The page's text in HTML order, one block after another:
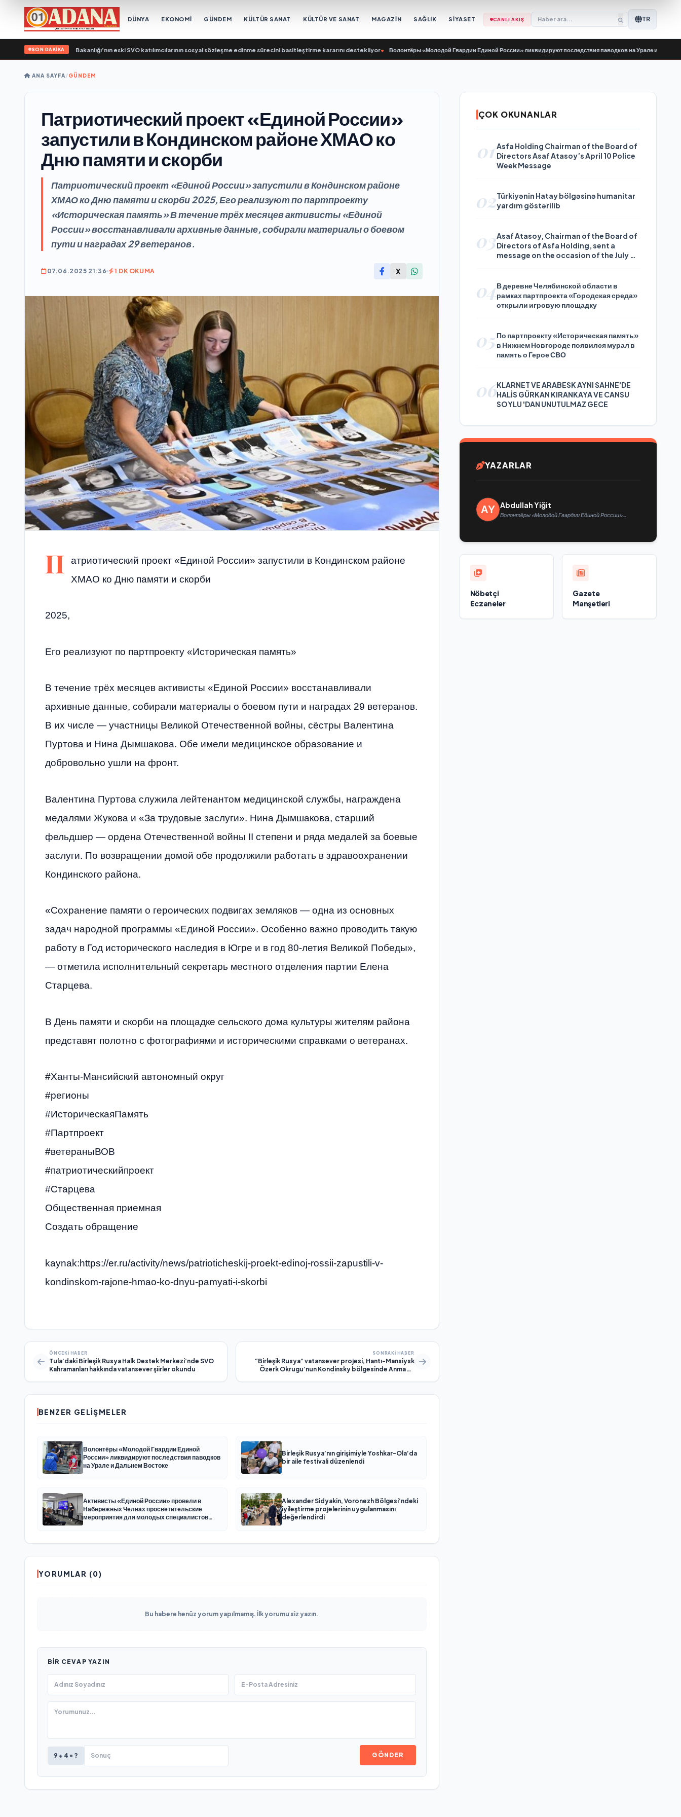
DÜNYA EKONOMİ GÜNDEM KÜLTÜR SANAT KÜLTÜR VE SANAT MAGAZİN SAĞLIK SİYASET CANLI AKIŞ TR
SON DAKİKA
Rusya, Çalışma Bakanlığı’nın eski SVO katılımcılarının sosyal sözleşme edinme sürecini basitleştirme kararını destekliyor• Волонтёры «Молодой Гвардии Единой России» ликвидируют последствия паводков на Урале и Дальнем
ANA SAYFA/GÜNDEM
Патриотический проект «Единой России»
запустили в Кондинском районе ХМАО ко
Дню памяти и скорби
Патриотический проект «Единой России» запустили в Кондинском районе
ХМАО ко Дню памяти и скорби 2025, Его реализуют по партпроекту
«Историческая память» В течение трёх месяцев активисты «Единой
России» восстанавливали архивные данные, собирали материалы о боевом
пути и наградах 29 ветеранов.
07.06.2025 21:36 1 DK OKUMA X
П
атриотический проект «Единой России» запустили в Кондинском районе
ХМАО ко Дню памяти и скорби
2025,
Его реализуют по партпроекту «Историческая память»
В течение трёх месяцев активисты «Единой России» восстанавливали
архивные данные, собирали материалы о боевом пути и наградах 29 ветеранов.
В их числе — участницы Великой Отечественной войны, сёстры Валентина
Пуртова и Нина Дымшакова. Обе имели медицинское образование и
добровольно ушли на фронт.
Валентина Пуртова служила лейтенантом медицинской службы, награждена
медалями Жукова и «За трудовые заслуги». Нина Дымшакова, старший
фельдшер — ордена Отечественной войны II степени и ряда медалей за боевые
заслуги. По возвращении домой обе продолжили работать в здравоохранении
Кондинского района.
«Сохранение памяти о героических подвигах земляков — одна из основных
задач народной программы «Единой России». Особенно важно проводить такую
работу в Год исторического наследия в Югре и в год 80-летия Великой Победы»,
— отметила исполнительный секретарь местного отделения партии Елена
Старцева.
В День памяти и скорби на площадке сельского дома культуры жителям района
представят полотно с фотографиями и историческими справками о ветеранах.
#Ханты-Мансийский автономный округ
#регионы
#ИсторическаяПамять
#Партпроект
#ветераныВОВ
#патриотическийпроект
#Старцева
Общественная приемная
Создать обращение
kaynak:https://er.ru/activity/news/patrioticheskij-proekt-edinoj-rossii-zapustili-v-
kondinskom-rajone-hmao-ko-dnyu-pamyati-i-skorbi
ÖNCEKI HABER
Tula’daki Birleşik Rusya Halk Destek Merkezi’nde SVO
Kahramanları hakkında vatansever şiirler okundu
SONRAKI HABER
“Birleşik Rusya” vatansever projesi, Hantı-Mansiysk
Özerk Okrugu’nun Kondinsky bölgesinde Anma ve
BENZER GELIŞMELER
Волонтёры «Молодой Гвардии Единой
России» ликвидируют последствия паводков
на Урале и Дальнем Востоке
Birleşik Rusya’nın girişimiyle Yoshkar-Ola’da
bir aile festivali düzenlendi
Активисты «Единой России» провели в
Набережных Челнах просветительские
мероприятия для молодых специалистов
Alexander Sidyakin, Voronezh Bölgesi’ndeki
iyileştirme projelerinin uygulanmasını
değerlendirdi
YORUMLAR (0)
Bu habere henüz yorum yapılmamış. İlk yorumu siz yazın.
BIR CEVAP YAZIN
9 + 4 = ? GÖNDER
ÇOK OKUNANLAR
01 Asfa Holding Chairman of the Board of
Directors Asaf Atasoy’s April 10 Police
Week Message
02Türkiyənin Hatay bölgəsinə humanitar
yardım göstərilib
03Asaf Atasoy, Chairman of the Board of
Directors of Asfa Holding, sent a
message on the occasion of the July 24
04В деревне Челябинской области в
рамках партпроекта «Городская среда»
открыли игровую площадку
05 По партпроекту «Историческая память»
в Нижнем Новгороде появился мурал в
память о Герое СВО
06KLARNET VE ARABESK AYNI SAHNE'DE
HALİS GÜRKAN KIRANKAYA VE CANSU
SOYLU 'DAN UNUTULMAZ GECE
YAZARLAR
Abdullah Yiğit
Волонтёры «Молодой Гвардии Единой России»
Nöbetçi
Eczaneler
Gazete
Manşetleri